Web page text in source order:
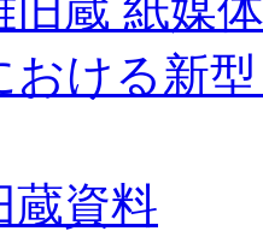
おける新
蔵資料